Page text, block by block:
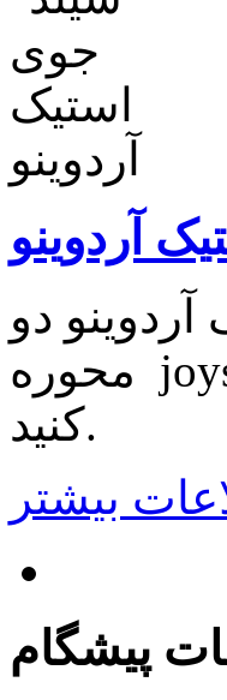
آردوینو
دو
محوره joystick shield V1.a برای اطلاعات بیشتر اینجا کلیک
کنید.
پیشگام